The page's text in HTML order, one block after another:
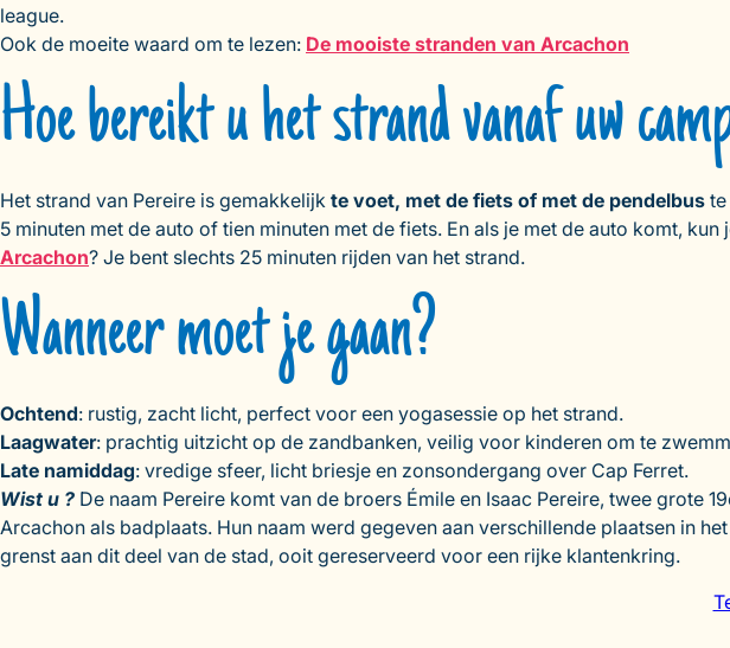
league.
Ook de moeite waard om te lezen: De mooiste stranden van Arcachon
Hoe bereikt u het strand vanaf uw
Het strand van Pereire is gemakkelijk te voet, met de fiets of met de pendelbus
5 minuten met de auto of tien minuten met de fiets. En als je met de auto komt, kun
Arcachon? Je bent slechts 25 minuten rijden van het strand.
Wanneer moet je gaan?
Ochtend: rustig, zacht licht, perfect voor een yogasessie op het strand.
Laagwater: prachtig uitzicht op de zandbanken, veilig voor kinderen om te
Late namiddag: vredige sfeer, licht briesje en zonsondergang over Cap Ferret.
Wist u ? De naam Pereire komt van de broers Émile en Isaac Pereire, twee grote
Arcachon als badplaats. Hun naam werd gegeven aan verschillende plaatsen in
grenst aan dit deel van de stad, ooit gereserveerd voor een rijke klantenkring.